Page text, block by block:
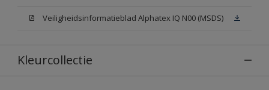
Veiligheidsinformatieblad Alphatex IQ N00 (MSDS)
Kleurcollectie